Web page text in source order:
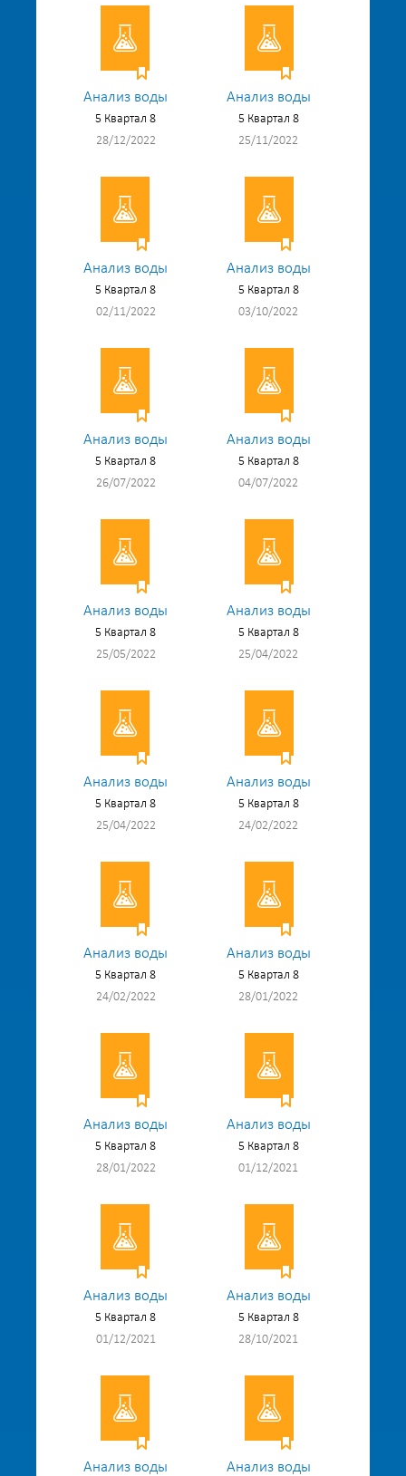
Анализ воды
5 Квартал 8
28/12/2022
Анализ воды
5 Квартал 8
25/11/2022
Анализ воды
5 Квартал 8
02/11/2022
Анализ воды
5 Квартал 8
03/10/2022
Анализ воды
5 Квартал 8
26/07/2022
Анализ воды
5 Квартал 8
04/07/2022
Анализ воды
5 Квартал 8
25/05/2022
Анализ воды
5 Квартал 8
25/04/2022
Анализ воды
5 Квартал 8
25/04/2022
Анализ воды
5 Квартал 8
24/02/2022
Анализ воды
5 Квартал 8
24/02/2022
Анализ воды
5 Квартал 8
28/01/2022
Анализ воды
5 Квартал 8
28/01/2022
Анализ воды
5 Квартал 8
01/12/2021
Анализ воды
5 Квартал 8
01/12/2021
Анализ воды
5 Квартал 8
28/10/2021
Анализ воды Анализ воды